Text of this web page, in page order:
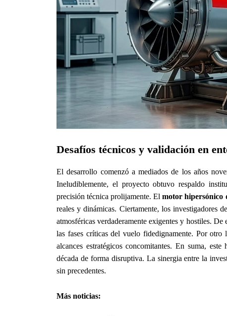
Desafíos técnicos y validación en
El desarrollo comenzó a mediados de los años
Ineludiblemente, el proyecto obtuvo respaldo
precisión técnica prolijamente. Elmotor hipersónico
reales y dinámicas. Ciertamente, los investigadores
atmosféricas verdaderamente exigentes y hostiles.
las fases críticas del vuelo fidedignamente. Por
alcances estratégicos concomitantes. En suma,
década de forma disruptiva. La sinergia entre la
sin precedentes.
Más noticias: